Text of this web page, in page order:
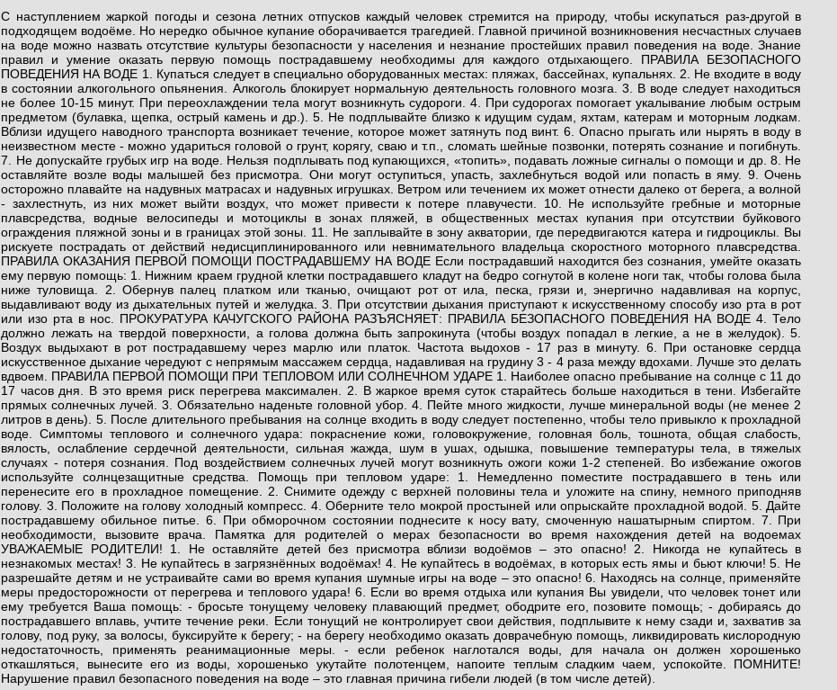
С наступлением жаркой погоды и сезона летних отпусков каждый человек стремится на природу, чтобы искупаться раз-другой в
подходящем водоёме. Но нередко обычное купание оборачивается трагедией. Главной причиной возникновения несчастных случаев
на воде можно назвать отсутствие культуры безопасности у населения и незнание простейших правил поведения на воде. Знание
правил и умение оказать первую помощь пострадавшему необходимы для каждого отдыхающего. ПРАВИЛА БЕЗОПАСНОГО
ПОВЕДЕНИЯ НА ВОДЕ 1. Купаться следует в специально оборудованных местах: пляжах, бассейнах, купальнях. 2. Не входите в воду
в состоянии алкогольного опьянения. Алкоголь блокирует нормальную деятельность головного мозга. 3. В воде следует находиться
не более 10-15 минут. При переохлаждении тела могут возникнуть судороги. 4. При судорогах помогает укалывание любым острым
предметом (булавка, щепка, острый камень и др.). 5. Не подплывайте близко к идущим судам, яхтам, катерам и моторным лодкам.
Вблизи идущего наводного транспорта возникает течение, которое может затянуть под винт. 6. Опасно прыгать или нырять в воду в
неизвестном месте - можно удариться головой о грунт, корягу, сваю и т.п., сломать шейные позвонки, потерять сознание и погибнуть.
7. Не допускайте грубых игр на воде. Нельзя подплывать под купающихся, «топить», подавать ложные сигналы о помощи и др. 8. Не
оставляйте возле воды малышей без присмотра. Они могут оступиться, упасть, захлебнуться водой или попасть в яму. 9. Очень
осторожно плавайте на надувных матрасах и надувных игрушках. Ветром или течением их может отнести далеко от берега, а волной
- захлестнуть, из них может выйти воздух, что может привести к потере плавучести. 10. Не используйте гребные и моторные
плавсредства, водные велосипеды и мотоциклы в зонах пляжей, в общественных местах купания при отсутствии буйкового
ограждения пляжной зоны и в границах этой зоны. 11. Не заплывайте в зону акватории, где передвигаются катера и гидроциклы. Вы
рискуете пострадать от действий недисциплинированного или невнимательного владельца скоростного моторного плавсредства.
ПРАВИЛА ОКАЗАНИЯ ПЕРВОЙ ПОМОЩИ ПОСТРАДАВШЕМУ НА ВОДЕ Если пострадавший находится без сознания, умейте оказать
ему первую помощь: 1. Нижним краем грудной клетки пострадавшего кладут на бедро согнутой в колене ноги так, чтобы голова была
ниже туловища. 2. Обернув палец платком или тканью, очищают рот от ила, песка, грязи и, энергично надавливая на корпус,
выдавливают воду из дыхательных путей и желудка. 3. При отсутствии дыхания приступают к искусственному способу изо рта в рот
или изо рта в нос. ПРОКУРАТУРА КАЧУГСКОГО РАЙОНА РАЗЪЯСНЯЕТ: ПРАВИЛА БЕЗОПАСНОГО ПОВЕДЕНИЯ НА ВОДЕ 4. Тело
должно лежать на твердой поверхности, а голова должна быть запрокинута (чтобы воздух попадал в легкие, а не в желудок). 5.
Воздух выдыхают в рот пострадавшему через марлю или платок. Частота выдохов - 17 раз в минуту. 6. При остановке сердца
искусственное дыхание чередуют с непрямым массажем сердца, надавливая на грудину 3 - 4 раза между вдохами. Лучше это делать
вдвоем. ПРАВИЛА ПЕРВОЙ ПОМОЩИ ПРИ ТЕПЛОВОМ ИЛИ СОЛНЕЧНОМ УДАРЕ 1. Наиболее опасно пребывание на солнце с 11 до
17 часов дня. В это время риск перегрева максимален. 2. В жаркое время суток старайтесь больше находиться в тени. Избегайте
прямых солнечных лучей. 3. Обязательно наденьте головной убор. 4. Пейте много жидкости, лучше минеральной воды (не менее 2
литров в день). 5. После длительного пребывания на солнце входить в воду следует постепенно, чтобы тело привыкло к прохладной
воде. Симптомы теплового и солнечного удара: покраснение кожи, головокружение, головная боль, тошнота, общая слабость,
вялость, ослабление сердечной деятельности, сильная жажда, шум в ушах, одышка, повышение температуры тела, в тяжелых
случаях - потеря сознания. Под воздействием солнечных лучей могут возникнуть ожоги кожи 1-2 степеней. Во избежание ожогов
используйте солнцезащитные средства. Помощь при тепловом ударе: 1. Немедленно поместите пострадавшего в тень или
перенесите его в прохладное помещение. 2. Снимите одежду с верхней половины тела и уложите на спину, немного приподняв
голову. 3. Положите на голову холодный компресс. 4. Оберните тело мокрой простыней или опрыскайте прохладной водой. 5. Дайте
пострадавшему обильное питье. 6. При обморочном состоянии поднесите к носу вату, смоченную нашатырным спиртом. 7. При
необходимости, вызовите врача. Памятка для родителей о мерах безопасности во время нахождения детей на водоемах
УВАЖАЕМЫЕ РОДИТЕЛИ! 1. Не оставляйте детей без присмотра вблизи водоёмов – это опасно! 2. Никогда не купайтесь в
незнакомых местах! 3. Не купайтесь в загрязнённых водоёмах! 4. Не купайтесь в водоёмах, в которых есть ямы и бьют ключи! 5. Не
разрешайте детям и не устраивайте сами во время купания шумные игры на воде – это опасно! 6. Находясь на солнце, применяйте
меры предосторожности от перегрева и теплового удара! 6. Если во время отдыха или купания Вы увидели, что человек тонет или
ему требуется Ваша помощь: - бросьте тонущему человеку плавающий предмет, ободрите его, позовите помощь; - добираясь до
пострадавшего вплавь, учтите течение реки. Если тонущий не контролирует свои действия, подплывите к нему сзади и, захватив за
голову, под руку, за волосы, буксируйте к берегу; - на берегу необходимо оказать доврачебную помощь, ликвидировать кислородную
недостаточность, применять реанимационные меры. - если ребенок наглотался воды, для начала он должен хорошенько
откашляться, вынесите его из воды, хорошенько укутайте полотенцем, напоите теплым сладким чаем, успокойте. ПОМНИТЕ!
Нарушение правил безопасного поведения на воде – это главная причина гибели людей (в том числе детей).